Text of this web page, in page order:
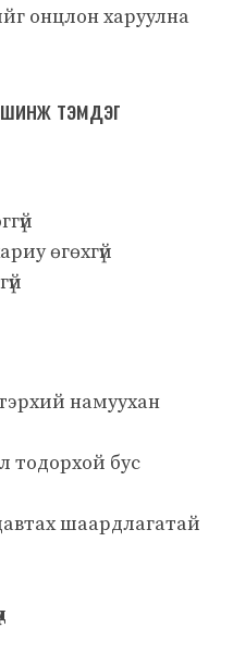
онцлон харуулна
шинж тэмдэг
өгөхгүй
намуухан
тодорхой бус
шаардлагатай